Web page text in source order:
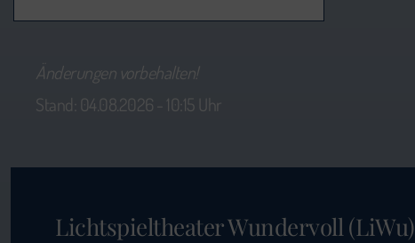
Änderungen vorbehalten!
Stand: 04.08.2026 - 10:15 Uhr
Lichtspieltheater Wundervoll (LiWu)